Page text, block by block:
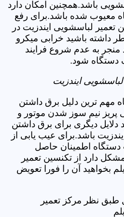
باشد.همچنین امکان دارد
معیوب شده باشد.برای رفع
تعمیر لباسشویی ایندزیت در
داشته باشید خرابی میکرو
منجر به عدم شروع فرایند
دستگاه شود.
ایندزیت
ترین دلیل برق داشتن
پریز نیم سوز شدن موتور و
دیگری برای برق داشتن
باشد.برای عیب یابی از
اطمینان حاصل
دارد از تکنسین تعمیر
بخواهید آن را فورا تعویض
نظر مرکز تعمیر